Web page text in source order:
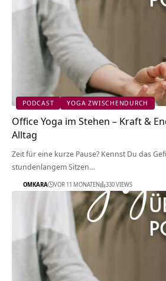
PODCAST YOGA ZWISCHENDURCH
Office Yoga im Stehen – Kraft &
Alltag
Zeit für eine kurze Pause? Kennst Du das
stundenlangem Sitzen…
OMKARA VOR 11 MONATEN 330 VIEWS